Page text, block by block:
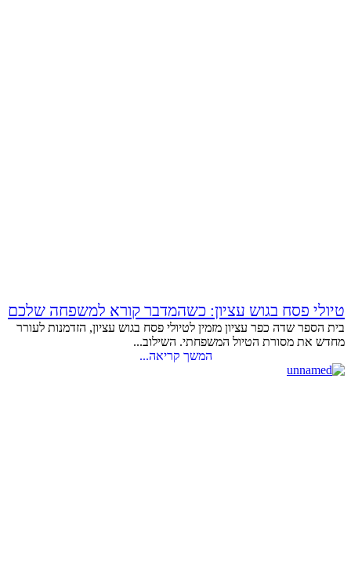
טיולי פסח בגוש עציון: כשהמדבר קורא למשפחה שלכם
בית הספר שדה כפר עציון מזמין לטיולי פסח בגוש עציון, הזדמנות לעורר
מחדש את מסורת הטיול המשפחתי. השילוב...
המשך קריאה...